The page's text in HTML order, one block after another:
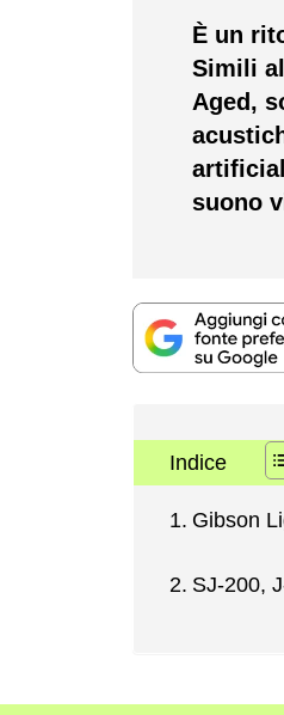
È un
Simili
Aged,
suono
Indice
Gibson
SJ-200,